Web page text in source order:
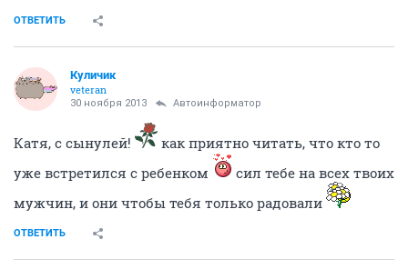
ОТВЕТИТЬ
Куличик
veteran
30 ноября 2013 Автоинформатор
Катя, с сынулей!
как приятно читать, что кто то
уже встретился с ребенком
сил тебе на всех твоих
мужчин, и они чтобы тебя только радовали
ОТВЕТИТЬ